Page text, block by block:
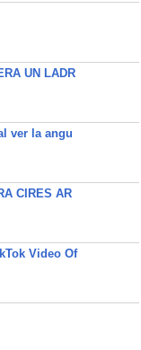
UN LADR
ver la angu
CIRES AR
Video Of